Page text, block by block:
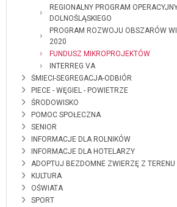
REGIONALNY PROGRAM
DOLNOŚLĄSKIEGO
PROGRAM ROZWOJU OBSZARÓW
2020
FUNDUSZ MIKROPROJEKTÓW
INTERREG VA
ŚMIECI-SEGREGACJA-ODBIÓR
PIECE - WĘGIEL - POWIETRZE
ŚRODOWISKO
POMOC SPOŁECZNA
SENIOR
INFORMACJE DLA ROLNIKÓW
INFORMACJE DLA HOTELARZY
ADOPTUJ BEZDOMNE ZWIERZĘ Z
KULTURA
OŚWIATA
SPORT